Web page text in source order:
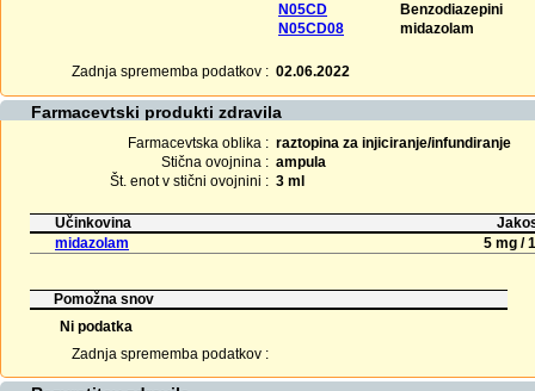
N05CD
Benzodiazepini
N05CD08
midazolam
Zadnja sprememba podatkov : 02.06.2022
Farmacevtski produkti zdravila
Farmacevtska oblika : raztopina za injiciranje/infundiranje
Stična ovojnina : ampula
Št. enot v stični ovojnini : 3 ml
Učinkovina
midazolam
5 mg /
Pomožna snov
Ni podatka
Zadnja sprememba podatkov :